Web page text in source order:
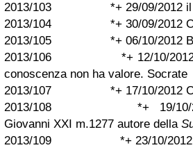
2013/103 *+ 29/09/2012 il
2013/104 *+ 30/09/2012
2013/105 *+ 06/10/2012
2013/106 *+ 12/10/2012
conoscenza non ha valore. Socrate
2013/107 *+ 17/10/2012
2013/108 *+ 19/10/2012
Giovanni XXI m.1277 autore della
2013/109 *+ 23/10/2012